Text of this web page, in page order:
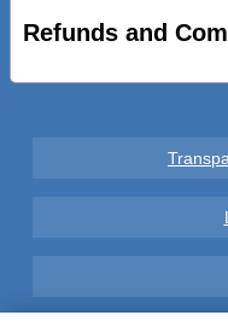
Refunds and